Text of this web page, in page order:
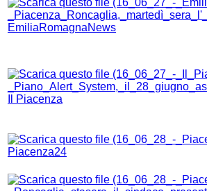
EmiliaRomagnaNews
Il Piacenza
Piacenza24